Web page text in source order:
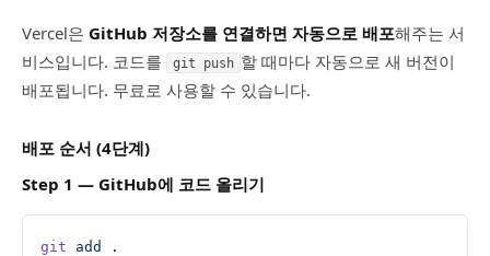
Vercel은 GitHub 저장소를 연결하면 자동으로 배포해주는 서
비스입니다. 코드를
git push 할 때마다 자동으로 새 버전이
배포됩니다. 무료로 사용할 수 있습니다.
배포 순서 (4단계)
Step 1 — GitHub에 코드 올리기
git add
.